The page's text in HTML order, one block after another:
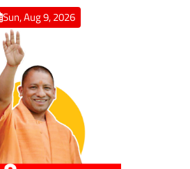
Sun, Aug 9, 2026